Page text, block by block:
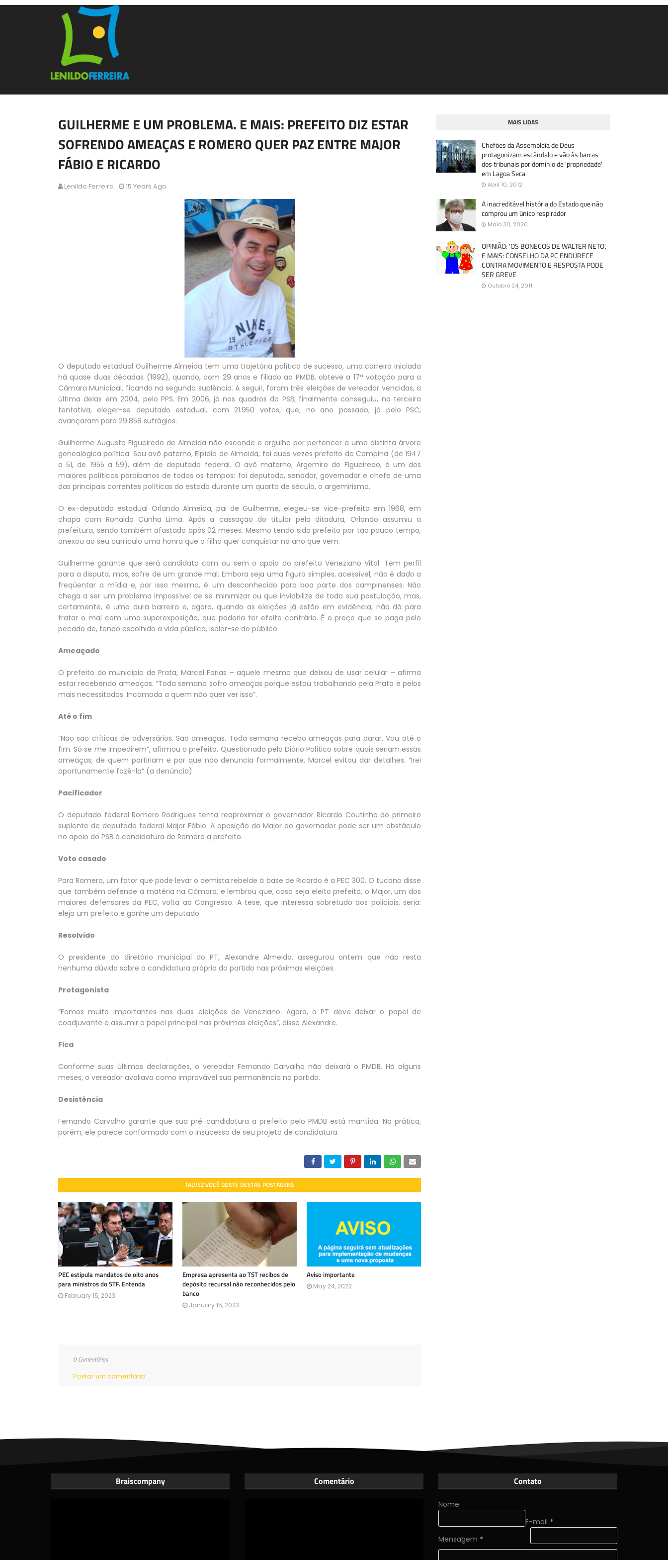
GUILHERME E UM PROBLEMA. E MAIS: PREFEITO DIZ ESTAR
SOFRENDO AMEAÇAS E ROMERO QUER PAZ ENTRE MAJOR
FÁBIO E RICARDO
Lenildo Ferreira 15 Years Ago
O deputado estadual Guilherme Almeida tem uma trajetória política de sucesso, uma carreira iniciada
há quase duas décadas (1992), quando, com 29 anos e filiado ao PMDB, obteve a 17ª votação para a
Câmara Municipal, ficando na segunda suplência. A seguir, foram três eleições de vereador vencidas, a
última delas em 2004, pelo PPS. Em 2006, já nos quadros do PSB, finalmente conseguiu, na terceira
tentativa, eleger-se deputado estadual, com 21.950 votos, que, no ano passado, já pelo PSC,
avançaram para 29.858 sufrágios.
Guilherme Augusto Figueiredo de Almeida não esconde o orgulho por pertencer a uma distinta árvore
genealógica política. Seu avô paterno, Elpídio de Almeida, foi duas vezes prefeito de Campina (de 1947
a 51, de 1955 a 59), além de deputado federal. O avô materno, Argemiro de Figueiredo, é um dos
maiores políticos paraibanos de todos os tempos: foi deputado, senador, governador e chefe de uma
das principais correntes políticas do estado durante um quarto de século, o argemirismo.
O ex-deputado estadual Orlando Almeida, pai de Guilherme, elegeu-se vice-prefeito em 1968, em
chapa com Ronaldo Cunha Lima. Após a cassação do titular pela ditadura, Orlando assumiu a
prefeitura, sendo também afastado após 02 meses. Mesmo tendo sido prefeito por tão pouco tempo,
anexou ao seu currículo uma honra que o filho quer conquistar no ano que vem.
Guilherme garante que será candidato com ou sem o apoio do prefeito Veneziano Vital. Tem perfil
para a disputa, mas, sofre de um grande mal: Embora seja uma figura simples, acessível, não é dado a
freqüentar a mídia e, por isso mesmo, é um desconhecido para boa parte dos campinenses. Não
chega a ser um problema impossível de se minimizar ou que inviabilize de todo sua postulação, mas,
certamente, é uma dura barreira e, agora, quando as eleições já estão em evidência, não dá para
tratar o mal com uma superexposição, que poderia ter efeito contrário. É o preço que se paga pelo
pecado de, tendo escolhido a vida pública, isolar-se do público.
Ameaçado
O prefeito do município de Prata, Marcel Farias – aquele mesmo que deixou de usar celular – afirma
estar recebendo ameaças. “Toda semana sofro ameaças porque estou trabalhando pela Prata e pelos
mais necessitados. Incomoda a quem não quer ver isso”.
Até o fim
“Não são críticas de adversários. São ameaças. Toda semana recebo ameaças para parar. Vou até o
fim. Só se me impedirem”, afirmou o prefeito. Questionado pelo Diário Político sobre quais seriam essas
ameaças, de quem partiriam e por que não denuncia formalmente, Marcel evitou dar detalhes. “Irei
oportunamente fazê-la” (a denúncia).
Pacificador
O deputado federal Romero Rodrigues tenta reaproximar o governador Ricardo Coutinho do primeiro
suplente de deputado federal Major Fábio. A oposição do Major ao governador pode ser um obstáculo
no apoio do PSB à candidatura de Romero a prefeito.
Voto casado
Para Romero, um fator que pode levar o demista rebelde à base de Ricardo é a PEC 300. O tucano disse
que também defende a matéria na Câmara, e lembrou que, caso seja eleito prefeito, o Major, um dos
maiores defensores da PEC, volta ao Congresso. A tese, que interessa sobretudo aos policiais, seria:
eleja um prefeito e ganhe um deputado.
Resolvido
O presidente do diretório municipal do PT, Alexandre Almeida, assegurou ontem que não resta
nenhuma dúvida sobre a candidatura própria do partido nas próximas eleições.
Protagonista
“Fomos muito importantes nas duas eleições de Veneziano. Agora, o PT deve deixar o papel de
coadjuvante e assumir o papel principal nas próximas eleições”, disse Alexandre.
Fica
Conforme suas últimas declarações, o vereador Fernando Carvalho não deixará o PMDB. Há alguns
meses, o vereador avaliava como improvável sua permanência no partido.
Desistência
Fernando Carvalho garante que sua pré-candidatura a prefeito pelo PMDB está mantida. Na prática,
porém, ele parece conformado com o insucesso de seu projeto de candidatura.
TALVEZ VOCÊ GOSTE DESTAS POSTAGENS
PEC estipula mandatos de oito anos
para ministros do STF. Entenda
February 15, 2023
Empresa apresenta ao TST recibos de
depósito recursal não reconhecidos pelo
banco
January 15, 2023
Aviso importante
May 24, 2022
0 Comentários
Postar um comentário
MAIS LIDAS
Chefões da Assembleia de Deus
protagonizam escândalo e vão às barras
dos tribunais por domínio de 'propriedade'
em Lagoa Seca
Abril 10, 2012
A inacreditável história do Estado que não
comprou um único respirador
Maio 30, 2020
OPINIÃO: 'OS BONECOS DE WALTER NETO'.
E MAIS: CONSELHO DA PC ENDURECE
CONTRA MOVIMENTO E RESPOSTA PODE
SER GREVE
Outubro 24, 2011
Braiscompany Comentário Contato
Nome
E-mail *
Mensagem *